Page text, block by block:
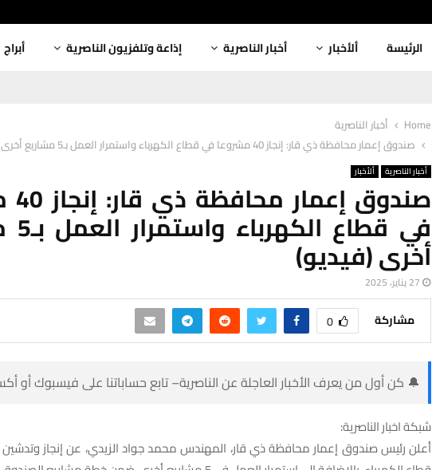
الرئيسة ألأخبار أخبار الناصرية إذاعة وتلفزيون الناصرية أبراج
Home
أخبار الناصرية
صندوق إعمار محافظة ذي قار: إنجاز 40 مشروعا في قطاع الكهرباء واستمرار العمل بـ5 مشاريع أخرى (فيديو)
أخبار الناصرية ألأخبار
أخرى (فيديو)
27 يناير، 2025
مشاركة 0
🔔 كن أول من يعرف الأخبار العاجلة عن الناصرية– تابع حساباتنا على فيسبوك أو
شبكة اخبار الناصرية: